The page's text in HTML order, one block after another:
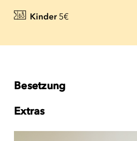
Kinder 5€
Besetzung
Extras